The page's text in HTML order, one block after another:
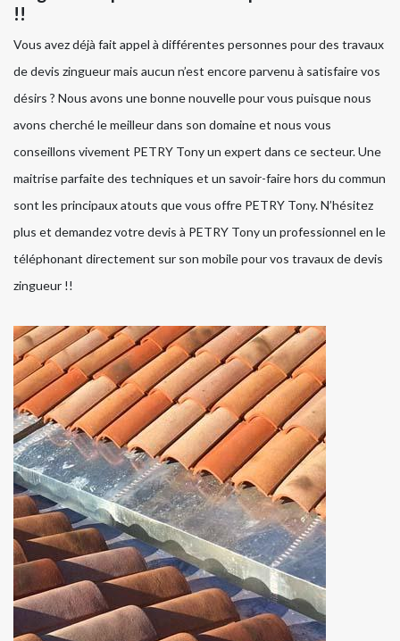
!!
Vous avez déjà fait appel à différentes personnes pour des travaux
de devis zingueur mais aucun n’est encore parvenu à satisfaire vos
désirs ? Nous avons une bonne nouvelle pour vous puisque nous
avons cherché le meilleur dans son domaine et nous vous
conseillons vivement PETRY Tony un expert dans ce secteur. Une
maitrise parfaite des techniques et un savoir-faire hors du commun
sont les principaux atouts que vous offre PETRY Tony. N’hésitez
plus et demandez votre devis à PETRY Tony un professionnel en le
téléphonant directement sur son mobile pour vos travaux de devis
zingueur !!